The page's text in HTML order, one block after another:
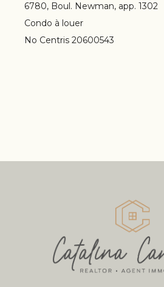
6780, Boul. Newman, app. 1302
Condo à louer
No Centris 20600543